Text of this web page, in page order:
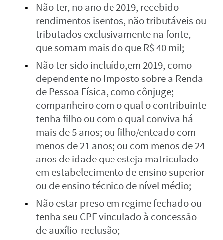
Não ter, no ano de 2019, recebido
rendimentos isentos, não tributáveis ou
tributados exclusivamente na fonte,
que somam mais do que R$ 40 mil;
Não ter sido incluído,em 2019, como
dependente no Imposto sobre a Renda
de Pessoa Física, como cônjuge;
companheiro com o qual o contribuinte
tenha filho ou com o qual conviva há
mais de 5 anos; ou filho/enteado com
menos de 21 anos; ou com menos de 24
anos de idade que esteja matriculado
em estabelecimento de ensino superior
ou de ensino técnico de nível médio;
Não estar preso em regime fechado ou
tenha seu CPF vinculado à concessão
de auxílio-reclusão;